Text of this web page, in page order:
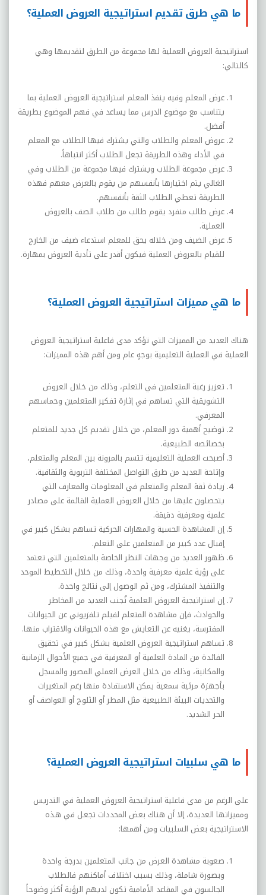
ما هي طرق تقديم استراتيجية العروض العملية؟
استراتيجية العروض العملية لها مجموعة من الطرق لتقديمها وهي
كالتالي:
عرض المعلم وفيه ينفذ المعلم استراتيجية العروض العملية بما
يتناسب مع موضوع الدرس مما يساعد في فهم الموضوع بطريقة
أفضل.
عروض المعلم والطلاب والتي يشترك فيها الطلاب مع المعلم
في الأداء وهذه الطريقة تجعل الطلاب أكثر انتباهاً.
عرض مجموعة الطلاب ويشترك فيها مجموعة من الطلاب وفي
الغالي يتم اختيارها بأنفسهم من يقوم بالعرض معهم فهذه
الطريقة تعطي الطلاب الثقة بأنفسهم.
عرض طالب منفرد يقوم طالب من طلاب الصف بالعروض
العملية.
عرض الضيف ومن خلاله يحق للمعلم استدعاء ضيف من الخارج
للقيام بالعروض العملية فيكون أقدر على تأدية العروض بمهارة.
ما هي مميزات استراتيجية العروض العملية؟
هناك العديد من المميزات التي تؤكد مدى فاعلية استراتيجية العروض
العملية في العملية التعليمية بوجهٍ عام ومن أهم هذه المميزات:
تعزيز رغبة المتعلمين في التعلم، وذلك من خلال العروض
التشويقية التي تساهم في إثارة تفكير المتعلمين وحماسهم
المعرفي.
توضيح أهمية دور المعلم، من خلال تقديم كل جديد للمتعلم
بخصائصه الطبيعية.
أصبحت العملية التعليمية تتسم بالمرونة بين المعلم والمتعلم،
وإتاحة العديد من طرق التواصل المختلفة التربوية والثقافية.
زيادة ثقة المعلم والمتعلم في المعلومات والمعارف التي
يتحصلون عليها من خلال العروض العملية القائمة على مصادر
علمية ومعرفية دقيقة.
إن المشاهدة الحسية والمهارات الحركية تساهم بشكل كبير في
إقبال عدد كبير من المتعلمين على التعلم.
ظهور العديد من وجهات النظر الخاصة بالمتعلمين التي تعتمد
على رؤية علمية معرفية واحدة، وذلك من خلال التخطيط الموحد
والتنفيذ المشترك، ومن ثم الوصول إلى نتائج واحدة.
إن استراتيجية العروض العلمية تُجنب العديد من المخاطر
والحوادث، فإن مشاهدة المتعلم لفيلم تلفزيوني عن الحيوانات
المفترسة، يغنيه عن التعايش مع هذه الحيوانات والاقتراب منها.
تساهم استراتيجية العروض العلمية بشكل كبير في تحقيق
الفائدة من المادة العلمية أو المعرفية في جميع الأحوال الزمانية
والمكانية، وذلك من خلال العرض العملي المصور والمسجل
بأجهزة مرئية سمعية يمكن الاستفادة منها رغم المتغيرات
والتحديات البيئة الطبيعية مثل المطر أو الثلوج أو العواصف أو
الحر الشديد.
ما هي سلبيات استراتيجية العروض العملية؟
على الرغم من مدى فاعلية استراتيجية العروض العملية في التدريس
ومميزاتها العديدة، إلا أن هناك بعض المحددات تجعـل في هـذه
الاستراتيجية بعض السلبيات ومن أهمها:
صعوبة مشاهدة العرض من جانب المتعلمين بدرجة واحدة
وبصورة شاملة، وذلك بسبب اختلاف أماكنهم فالطلاب
الجالسون في المقاعد الأمامية تكون لديهم الرؤية أكثر وضوحاً